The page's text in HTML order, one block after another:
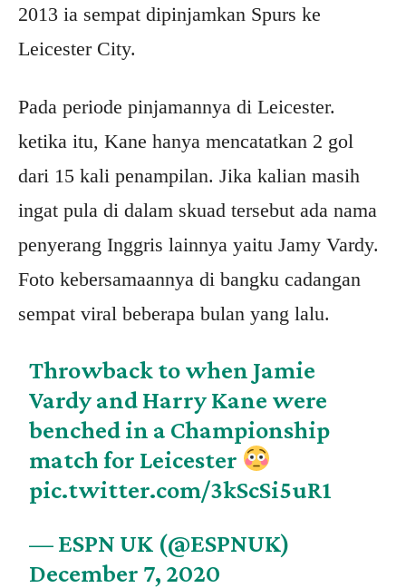
2013 ia sempat dipinjamkan Spurs ke
Leicester City.
Pada periode pinjamannya di Leicester.
ketika itu, Kane hanya mencatatkan 2 gol
dari 15 kali penampilan. Jika kalian masih
ingat pula di dalam skuad tersebut ada nama
penyerang Inggris lainnya yaitu Jamy Vardy.
Foto kebersamaannya di bangku cadangan
sempat viral beberapa bulan yang lalu.
Throwback to when Jamie
Vardy and Harry Kane were
benched in a Championship
match for Leicester
pic.twitter.com/3kScSi5uR1
— ESPN UK (@ESPNUK)
December 7, 2020